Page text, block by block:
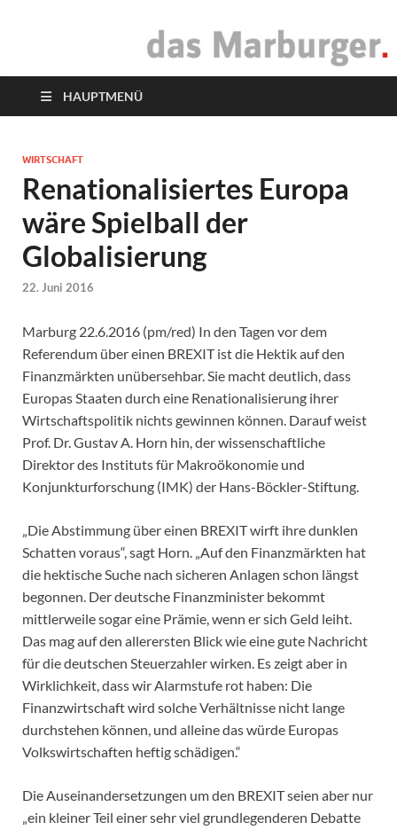
das Marburger.
HAUPTMENÜ
WIRTSCHAFT
Renationalisiertes Europa
wäre Spielball der
Globalisierung
22. Juni 2016
Marburg 22.6.2016 (pm/red) In den Tagen vor dem
Referendum über einen BREXIT ist die Hektik auf den
Finanzmärkten unübersehbar. Sie macht deutlich, dass
Europas Staaten durch eine Renationalisierung ihrer
Wirtschaftspolitik nichts gewinnen können. Darauf weist
Prof. Dr. Gustav A. Horn hin, der wissenschaftliche
Direktor des Instituts für Makroökonomie und
Konjunkturforschung (IMK) der Hans-Böckler-Stiftung.
„Die Abstimmung über einen BREXIT wirft ihre dunklen
Schatten voraus“, sagt Horn. „Auf den Finanzmärkten hat
die hektische Suche nach sicheren Anlagen schon längst
begonnen. Der deutsche Finanzminister bekommt
mittlerweile sogar eine Prämie, wenn er sich Geld leiht.
Das mag auf den allerersten Blick wie eine gute Nachricht
für die deutschen Steuerzahler wirken. Es zeigt aber in
Wirklichkeit, dass wir Alarmstufe rot haben: Die
Finanzwirtschaft wird solche Verhältnisse nicht lange
durchstehen können, und alleine das würde Europas
Volkswirtschaften heftig schädigen.“
Die Auseinandersetzungen um den BREXIT seien aber nur
„ein kleiner Teil einer sehr viel grundlegenderen Debatte